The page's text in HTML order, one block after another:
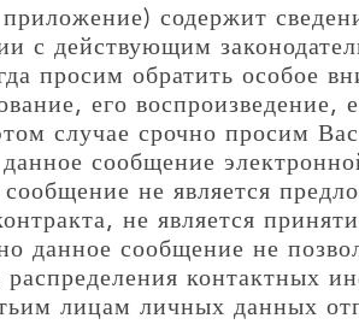
содержит
с действующим
просим обратить особое
его
случае срочно просим
сообщение
не является
не является
данное сообщение не
контактных
лицам личных данных